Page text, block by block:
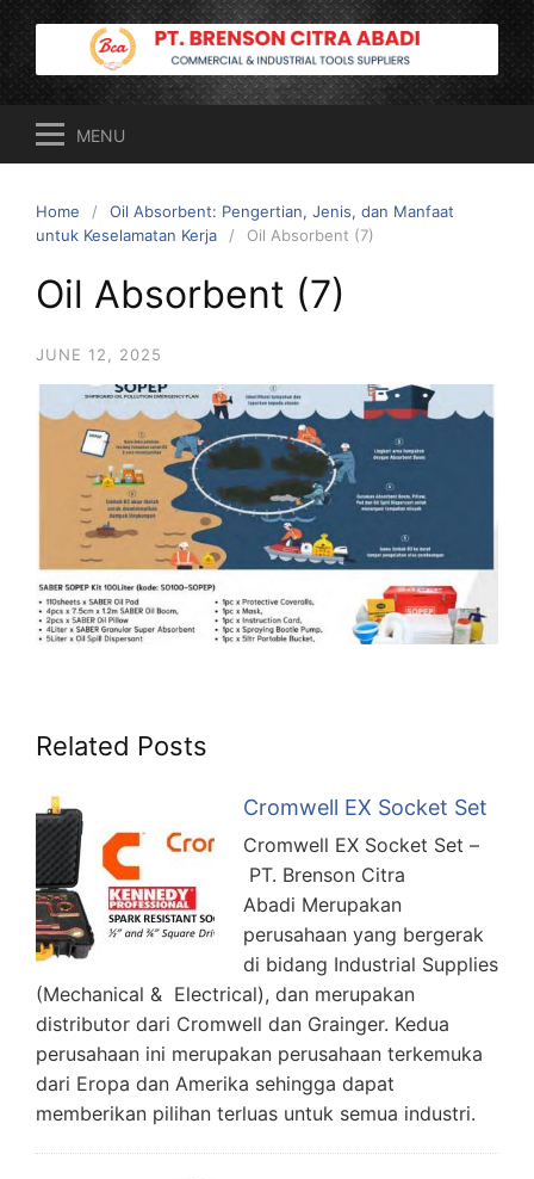
Skip
content
MENU
Home
Oil Absorbent: Pengertian, Jenis, dan Manfaat
untuk Keselamatan Kerja
Oil Absorbent (7)
Oil Absorbent (7)
JUNE 12, 2025
Related Posts
Cromwell EX Socket Set
Cromwell EX Socket Set –
PT. Brenson Citra
Abadi Merupakan
perusahaan yang bergerak
di bidang Industrial Supplies
(Mechanical & Electrical), dan merupakan
distributor dari Cromwell dan Grainger. Kedua
perusahaan ini merupakan perusahaan terkemuka
dari Eropa dan Amerika sehingga dapat
memberikan pilihan terluas untuk semua industri.